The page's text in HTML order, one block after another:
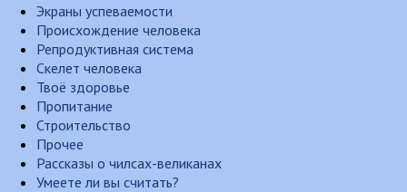
Экраны успеваемости
Происхождение человека
Репродуктивная система
Скелет человека
Твоё здоровье
Пропитание
Строительство
Прочее
Рассказы о чилсах-великанах
Умеете ли вы считать?